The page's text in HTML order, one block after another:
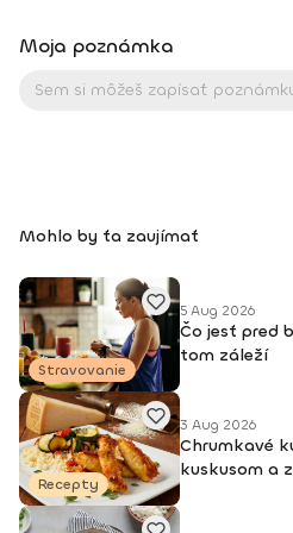
Moja poznámka
Mohlo by ťa zaujímať
Stravovanie
5 Aug 2026
Čo jesť pred
tom záleží
Recepty
3 Aug 2026
Chrumkavé
kuskusom a